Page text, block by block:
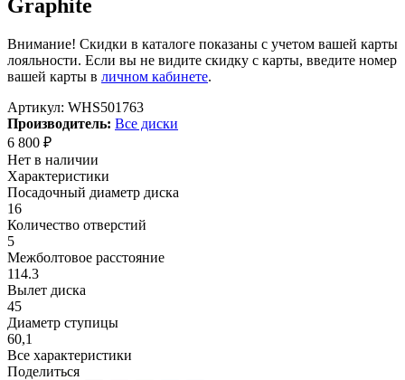
Graphite
Внимание! Скидки в каталоге показаны с учетом вашей карты
лояльности. Если вы не видите скидку с карты, введите номер
вашей карты в личном кабинете.
Артикул: WHS501763
Производитель: Все диски
6 800 ₽
Нет в наличии
Характеристики
Посадочный диаметр диска
16
Количество отверстий
5
Межболтовое расстояние
114.3
Вылет диска
45
Диаметр ступицы
60,1
Все характеристики
Поделиться